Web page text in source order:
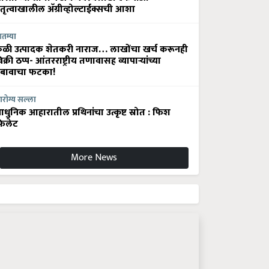
अ‍ॅग्रीव्होल्टाईक्सची आशा
उत्पादक शेतकरी नाराज… लाखोंचा खर्च करूनही
ठप्प- आंतरराष्ट्रीय तणावासह व्यापाऱ्यांच्या
फटका!
सल्ला
आहारातील प्रथिनांचा उत्कृष्ट स्रोत : फिश
More News